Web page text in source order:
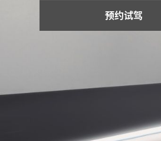
*生产月为2023年7月后（
预约试驾